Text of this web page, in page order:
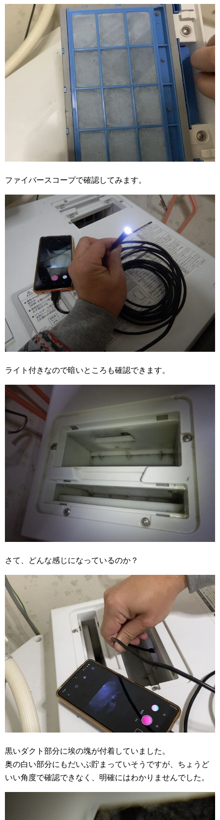
ファイバースコープで確認してみます。
ライト付きなので暗いところも確認できます。
さて、どんな感じになっているのか？
黒いダクト部分に埃の塊が付着していました。
奥の白い部分にもだいぶ貯まっていそうですが、ちょうど
いい角度で確認できなく、明確にはわかりませんでした。